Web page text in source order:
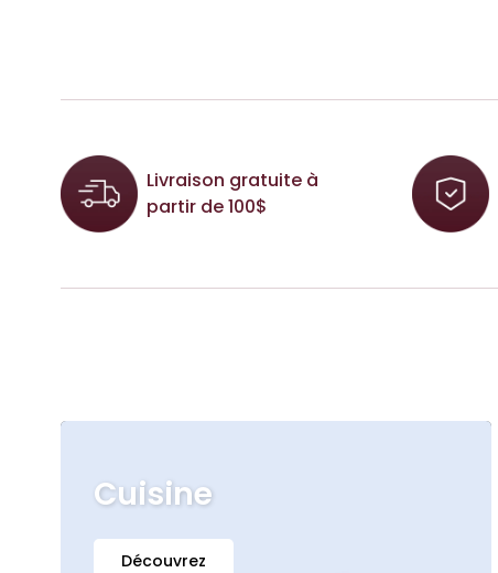
Livraison gratuite à
partir de 100$
Cuisine
Découvrez